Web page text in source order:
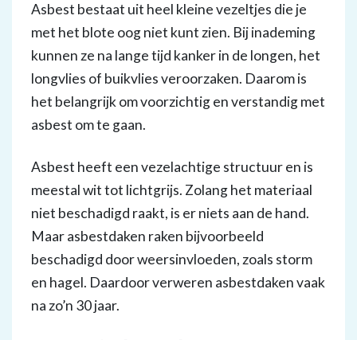
Asbest bestaat uit heel kleine vezeltjes die je
met het blote oog niet kunt zien. Bij inademing
kunnen ze na lange tijd kanker in de longen, het
longvlies of buikvlies veroorzaken. Daarom is
het belangrijk om voorzichtig en verstandig met
asbest om te gaan.
Asbest heeft een vezelachtige structuur en is
meestal wit tot lichtgrijs. Zolang het materiaal
niet beschadigd raakt, is er niets aan de hand.
Maar asbestdaken raken bijvoorbeeld
beschadigd door weersinvloeden, zoals storm
en hagel. Daardoor verweren asbestdaken vaak
na zo’n 30 jaar.